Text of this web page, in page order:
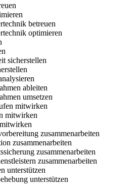
betreuen
optimieren
sicherstellen
ableiten
umsetzen
mitwirken
mitwirken
zusammenarbeiten
zusammenarbeiten
zusammenarbeiten
zusammenarbeiten
unterstützen
unterstützen